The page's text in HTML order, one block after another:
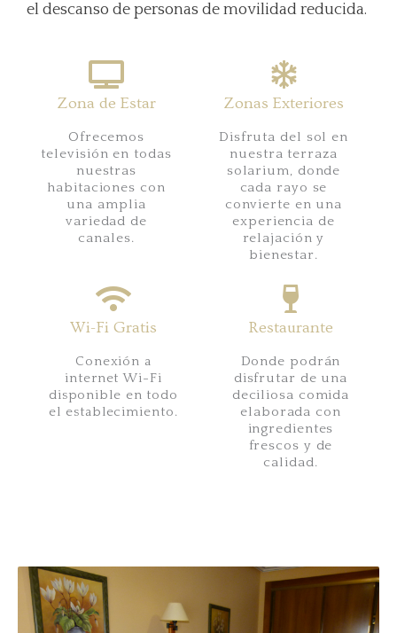
el descanso de personas de movilidad reducida.
Zona de Estar
Ofrecemos
televisión en todas
nuestras
habitaciones con
una amplia
variedad de
canales.
Zonas Exteriores
Disfruta del sol en
nuestra terraza
solarium, donde
cada rayo se
convierte en una
experiencia de
relajación y
bienestar.
Wi-Fi Gratis
Conexión a
internet Wi-Fi
disponible en todo
el establecimiento.
Restaurante
Donde podrán
disfrutar de una
deciliosa comida
elaborada con
ingredientes
frescos y de
calidad.